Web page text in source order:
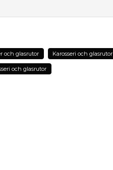
och glasrutor Karosseri och glasrutor
och glasrutor